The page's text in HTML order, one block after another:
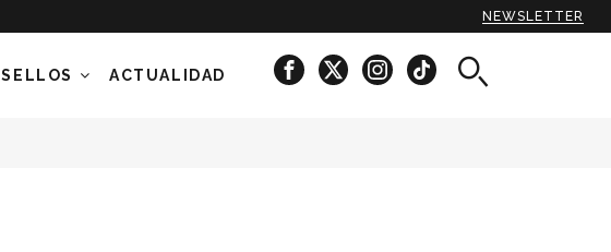
NEWSLETTER
SELLOS ACTUALIDAD